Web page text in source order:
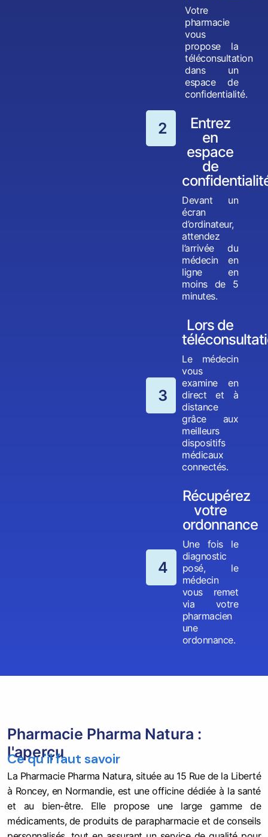
Votre
pharmacie
vous
propose la
téléconsultation
dans un
espace de
confidentialité.
2
Entrez
en
espace
de
Devant un
écran
d’ordinateur,
attendez
l’arrivée du
médecin en
ligne en
moins de 5
minutes.
3
Lors de
Le médecin
vous
examine en
direct et à
distance
grâce aux
meilleurs
dispositifs
médicaux
connectés.
4
Récupérez
votre
ordonnance
Une fois le
diagnostic
posé, le
médecin
vous remet
via votre
pharmacien
une
ordonnance.
Pharmacie Pharma Natura :
l'aperçu
Ce qu'il faut savoir
La Pharmacie Pharma Natura, située au 15 Rue de la Liberté
à Roncey, en Normandie, est une officine dédiée à la santé
et au bien-être. Elle propose une large gamme de
médicaments, de produits de parapharmacie et de conseils